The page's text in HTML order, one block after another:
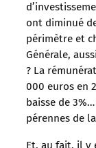
ont diminué
périmètre et
Générale,
? La
000 euros en
baisse de
pérennes de
Et, au fait, il y